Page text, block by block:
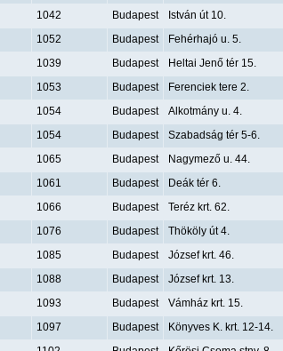
1042 Budapest István út 10.
1052 Budapest Fehérhajó u. 5.
1039 Budapest Heltai Jenő tér 15.
1053 Budapest Ferenciek tere 2.
1054 Budapest Alkotmány u. 4.
1054 Budapest Szabadság tér 5-6.
1065 Budapest Nagymező u. 44.
1061 Budapest Deák tér 6.
1066 Budapest Teréz krt. 62.
1076 Budapest Thököly út 4.
1085 Budapest József krt. 46.
1088 Budapest József krt. 13.
1093 Budapest Vámház krt. 15.
1097 Budapest Könyves K. krt. 12-14.